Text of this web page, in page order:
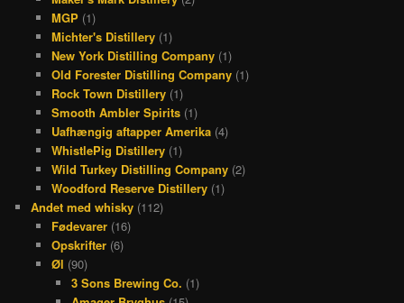
MGP(1)
Michter's Distillery(1)
New York Distilling Company(1)
Old Forester Distilling Company(1)
Rock Town Distillery(1)
Smooth Ambler Spirits(1)
Uafhængig aftapper Amerika(4)
WhistlePig Distillery(1)
Wild Turkey Distilling Company(2)
Woodford Reserve Distillery(1)
Andet med whisky (112)
Fødevarer(16)
Opskrifter(6)
Øl (90)
3 Sons Brewing Co. (1)